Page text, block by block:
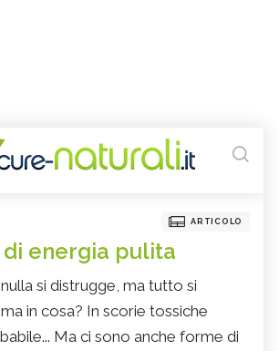
ARTICOLO
energia pulita
si distrugge, ma tutto si
in cosa? In scorie tossiche
Ma ci sono anche forme di